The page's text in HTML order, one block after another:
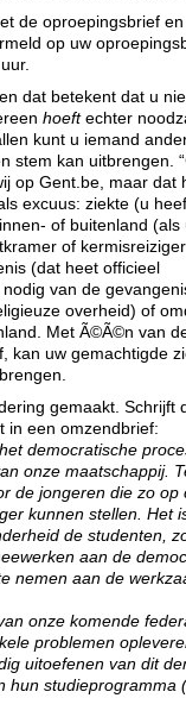
de oproepingsbrief
op uw
dat betekent dat u
hoeftechter
kunt u iemand
stem kan uitbrengen.
op Gent.be, maar dat
excuus: ziekte (u
of buitenland (als
of
(dat heet officieel
van de
overheid) of
Met Ã©Ã©n van
kan uw gemachtigde
gemaakt. Schrijft
in een omzendbrief:
democratische
onze maatschappij.
de jongeren die zo op
kunnen stellen. Het
de studenten,
aan de
nemen aan de
onze komende
problemen
uitoefenen van dit
hun studieprogramma